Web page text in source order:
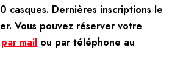
casques. Dernières inscriptions le
Vous pouvez réserver votre
par mail ou par téléphone au